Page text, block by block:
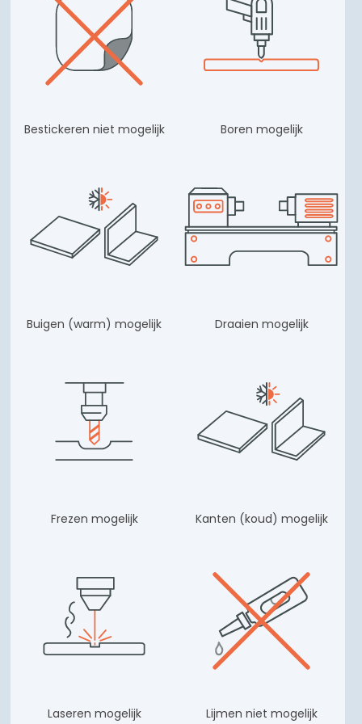
Bestickeren niet mogelijk Boren mogelijk
Buigen (warm) mogelijk Draaien mogelijk
Frezen mogelijk Kanten (koud) mogelijk
Laseren mogelijk Lijmen niet mogelijk